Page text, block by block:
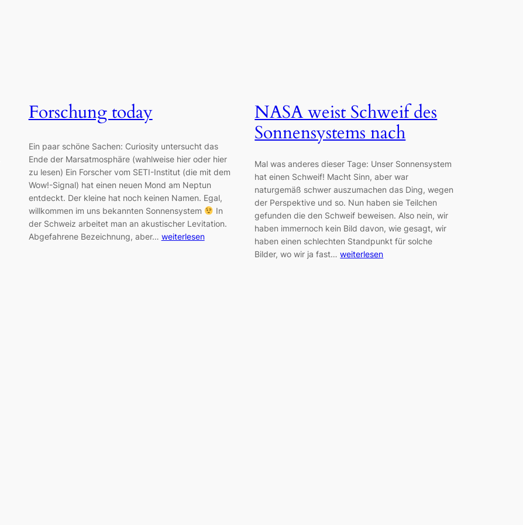
Forschung today
Ein paar schöne Sachen: Curiosity untersucht das
Ende der Marsatmosphäre (wahlweise hier oder hier
zu lesen) Ein Forscher vom SETI-Institut (die mit dem
Wow!-Signal) hat einen neuen Mond am Neptun
entdeckt. Der kleine hat noch keinen Namen. Egal,
willkommen im uns bekannten Sonnensystem
In
der Schweiz arbeitet man an akustischer Levitation.
Abgefahrene Bezeichnung, aber… weiterlesen
NASA weist Schweif des
Sonnensystems nach
Mal was anderes dieser Tage: Unser Sonnensystem
hat einen Schweif! Macht Sinn, aber war
naturgemäß schwer auszumachen das Ding, wegen
der Perspektive und so. Nun haben sie Teilchen
gefunden die den Schweif beweisen. Also nein, wir
haben immernoch kein Bild davon, wie gesagt, wir
haben einen schlechten Standpunkt für solche
Bilder, wo wir ja fast…weiterlesen